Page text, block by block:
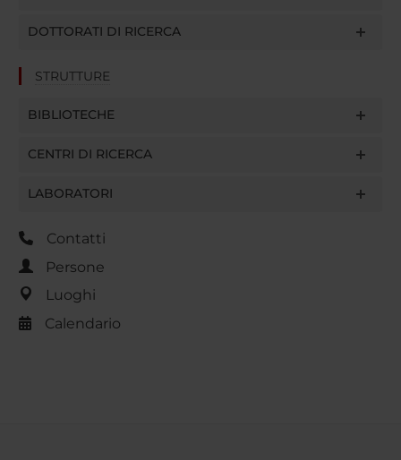
DOTTORATI DI RICERCA
STRUTTURE
BIBLIOTECHE
CENTRI DI RICERCA
LABORATORI
Contatti
Persone
Luoghi
Calendario